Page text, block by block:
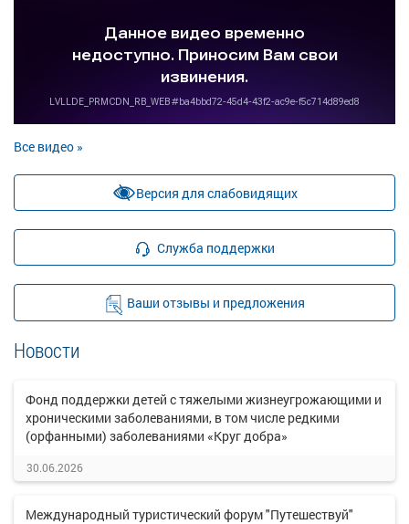
Все видео »
Версия для слабовидящих
Служба поддержки
Ваши отзывы и предложения
Новости
Фонд поддержки детей с тяжелыми жизнеугрожающими и
хроническими заболеваниями, в том числе редкими
(орфанными) заболеваниями «Круг добра»
30.06.2026
Международный туристический форум "Путешествуй"